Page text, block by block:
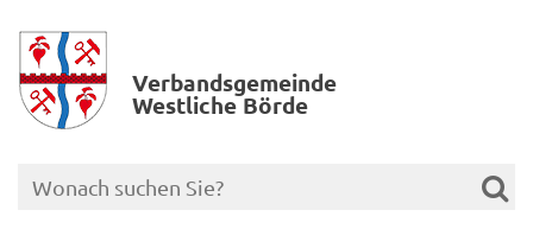
Verbands­gemeinde
Westliche Börde